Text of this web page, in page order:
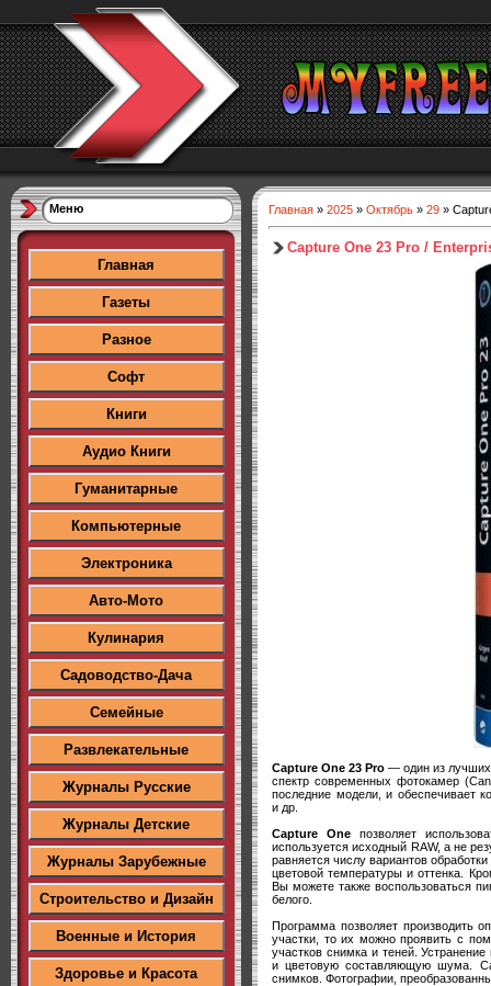
Меню
Главная
Газеты
Разное
Софт
Книги
Аудио Книги
Гуманитарные
Компьютерные
Электроника
Авто-Мото
Кулинария
Садоводство-Дача
Семейные
Развлекательные
Журналы Русские
Журналы Детские
Журналы Зарубежные
Строительство и Дизайн
Военные и История
Здоровье и Красота
Главная » 2025 » Октябрь » 29 »
Capture One 23 Pro /
Capture One 23 Pro — один из
спектр современных фотокамер
последние модели, и обеспечивает
и др.
Capture Oneпозволяет
используется исходный RAW, а не
равняется числу вариантов
цветовой температуры и оттенка.
Вы можете также воспользоваться
белого.
Программа позволяет производить
участки, то их можно проявить с
участков снимка и теней.
и цветовую составляющую шума.
снимков. Фотографии,